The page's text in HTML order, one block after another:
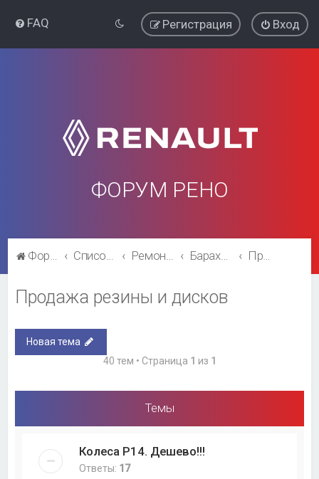
FAQ Вход
Регистрация
ФОРУМ РЕНО
Форум Рено Список форумов Ремонт и эксплуатация Барахолка Продажа резины и дисков
Продажа резины и дисков
Новая тема
40 тем • Страница 1 из 1
Темы
Колеса Р14. Дешево!!!
Ответы: 17